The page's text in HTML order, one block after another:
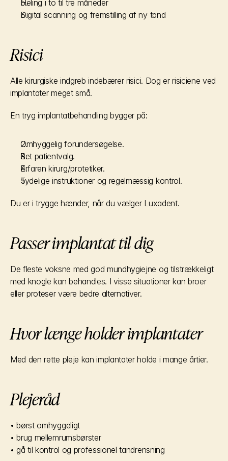
Heling i to til tre måneder
Digital scanning og fremstilling af ny tand
Risici
Alle kirurgiske indgreb indebærer risici. Dog er risiciene ved
implantater meget små.
En tryg implantatbehandling bygger på:
Omhyggelig forundersøgelse.
Ret patientvalg.
Erfaren kirurg/protetiker.
Tydelige instruktioner og regelmæssig kontrol.
Du er i trygge hænder, når du vælger Luxadent.
Passer implantat til dig
De fleste voksne med god mundhygiejne og tilstrækkeligt
med knogle kan behandles. I visse situationer kan broer
eller proteser være bedre alternativer.
Hvor længe holder implantater
Med den rette pleje kan implantater holde i mange årtier.
Plejeråd
• børst omhyggeligt
• brug mellemrumsbørster
• gå til kontrol og professionel tandrensning